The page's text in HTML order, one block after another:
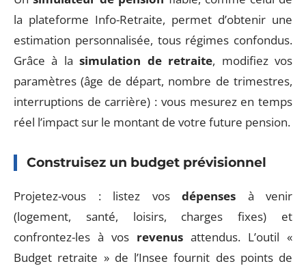
la plateforme Info-Retraite, permet d’obtenir une
estimation personnalisée, tous régimes confondus.
Grâce à lasimulation de retraite, modifiez vos
paramètres (âge de départ, nombre de trimestres,
interruptions de carrière) : vous mesurez en temps
réel l’impact sur le montant de votre future pension.
Construisez un budget prévisionnel
Projetez-vous : listez vos dépenses à venir
(logement, santé, loisirs, charges fixes) et
confrontez-les à vos revenus attendus. L’outil «
Budget retraite » de l’Insee fournit des points de